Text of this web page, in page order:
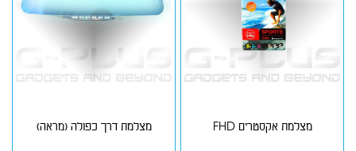
מצלמת אקסטרים FHD מצלמת דרך כפולה (מראה)